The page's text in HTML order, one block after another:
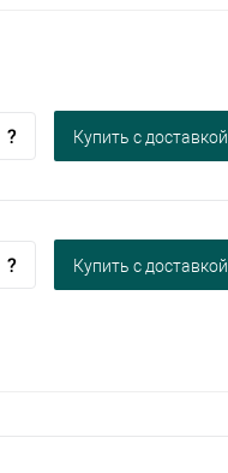
Купить c доставкой
Купить c доставкой